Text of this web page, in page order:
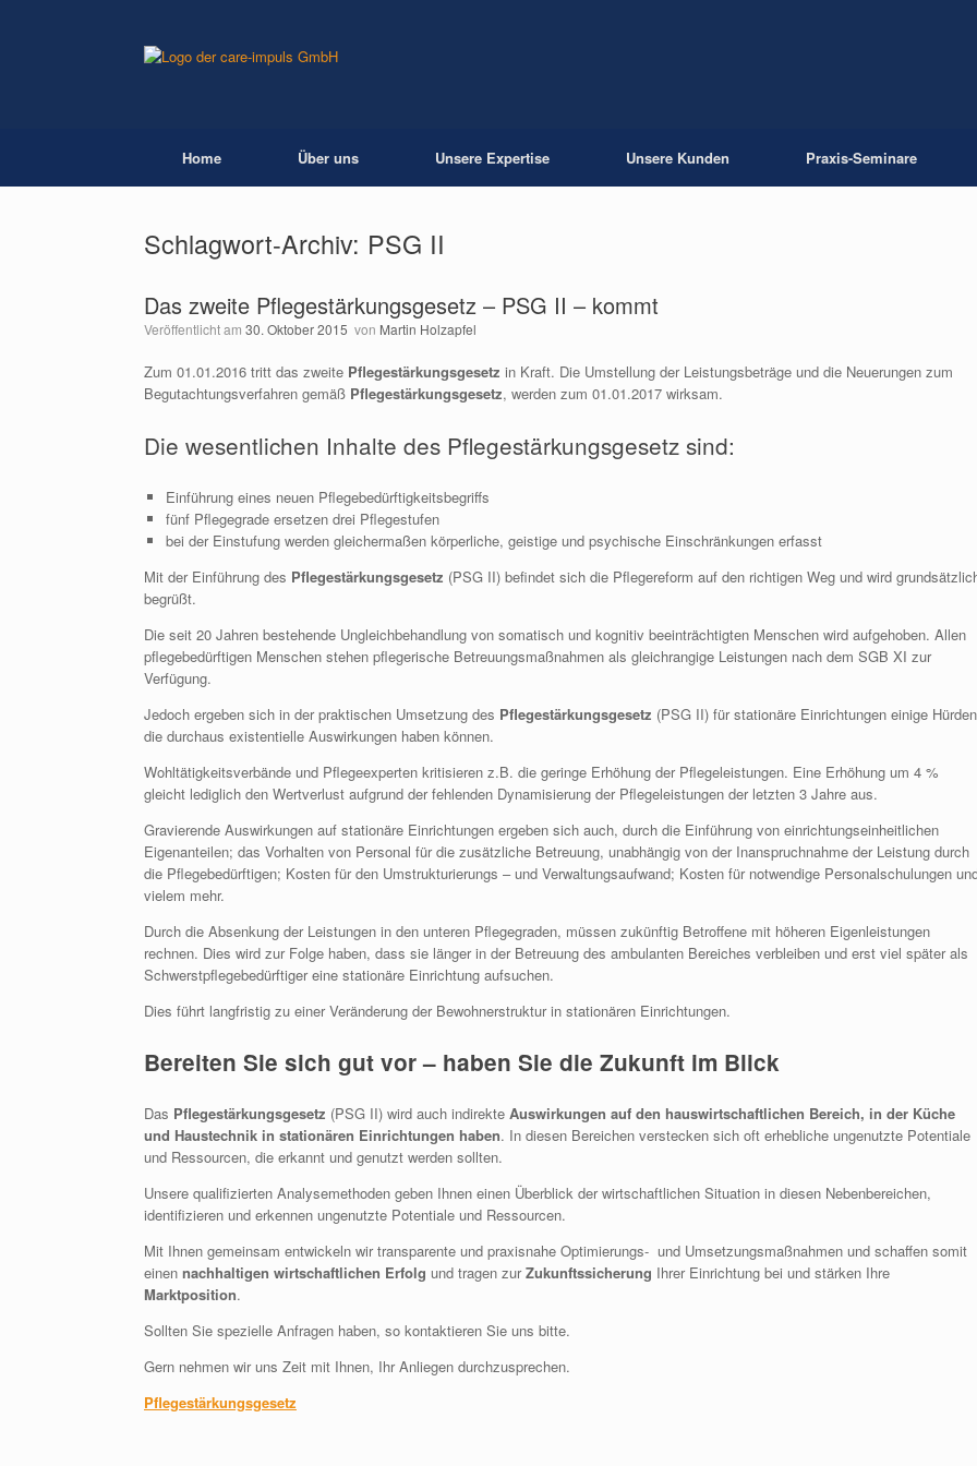
Home Über uns Unsere Expertise Unsere Kunden Praxis-Seminare
Schlagwort-Archiv: PSG II
Das zweite Pflegestärkungsgesetz – PSG II – kommt
Veröffentlicht am 30. Oktober 2015 von Martin Holzapfel
Zum 01.01.2016 tritt das zweite Pflegestärkungsgesetz in Kraft. Die Umstellung der Leistungsbeträge und die Neuerungen zum
Begutachtungsverfahren gemäß Pflegestärkungsgesetz, werden zum 01.01.2017 wirksam.
Die wesentlichen Inhalte des Pflegestärkungsgesetz sind:
Einführung eines neuen Pflegebedürftigkeitsbegriffs
fünf Pflegegrade ersetzen drei Pflegestufen
bei der Einstufung werden gleichermaßen körperliche, geistige und psychische Einschränkungen erfasst
Mit der Einführung des Pflegestärkungsgesetz (PSG II) befindet sich die Pflegereform auf den richtigen Weg und wird
begrüßt.
Die seit 20 Jahren bestehende Ungleichbehandlung von somatisch und kognitiv beeinträchtigten Menschen wird aufgehoben. Allen
pflegebedürftigen Menschen stehen pflegerische Betreuungsmaßnahmen als gleichrangige Leistungen nach dem SGB XI zur
Verfügung.
Jedoch ergeben sich in der praktischen Umsetzung des Pflegestärkungsgesetz (PSG II) für stationäre Einrichtungen einige
die durchaus existentielle Auswirkungen haben können.
Wohltätigkeitsverbände und Pflegeexperten kritisieren z.B. die geringe Erhöhung der Pflegeleistungen. Eine Erhöhung um 4 %
gleicht lediglich den Wertverlust aufgrund der fehlenden Dynamisierung der Pflegeleistungen der letzten 3 Jahre aus.
Gravierende Auswirkungen auf stationäre Einrichtungen ergeben sich auch, durch die Einführung von einrichtungseinheitlichen
Eigenanteilen; das Vorhalten von Personal für die zusätzliche Betreuung, unabhängig von der Inanspruchnahme der Leistung durch
die Pflegebedürftigen; Kosten für den Umstrukturierungs – und Verwaltungsaufwand; Kosten für notwendige Personalschulungen
vielem mehr.
Durch die Absenkung der Leistungen in den unteren Pflegegraden, müssen zukünftig Betroffene mit höheren Eigenleistungen
rechnen. Dies wird zur Folge haben, dass sie länger in der Betreuung des ambulanten Bereiches verbleiben und erst viel später als
Schwerstpflegebedürftiger eine stationäre Einrichtung aufsuchen.
Dies führt langfristig zu einer Veränderung der Bewohnerstruktur in stationären Einrichtungen.
Bereiten Sie sich gut vor – haben Sie die Zukunft im Blick
Das Pflegestärkungsgesetz (PSG II) wird auch indirekte Auswirkungen auf den hauswirtschaftlichen Bereich, in der Küche
und Haustechnik in stationären Einrichtungen haben. In diesen Bereichen verstecken sich oft erhebliche ungenutzte Potentiale
und Ressourcen, die erkannt und genutzt werden sollten.
Unsere qualifizierten Analysemethoden geben Ihnen einen Überblick der wirtschaftlichen Situation in diesen Nebenbereichen,
identifizieren und erkennen ungenutzte Potentiale und Ressourcen.
Mit Ihnen gemeinsam entwickeln wir transparente und praxisnahe Optimierungs- und Umsetzungsmaßnahmen und schaffen somit
einen nachhaltigen wirtschaftlichen Erfolg und tragen zurZukunftssicherung Ihrer Einrichtung bei und stärken Ihre
Marktposition.
Sollten Sie spezielle Anfragen haben, so kontaktieren Sie uns bitte.
Gern nehmen wir uns Zeit mit Ihnen, Ihr Anliegen durchzusprechen.
Pflegestärkungsgesetz